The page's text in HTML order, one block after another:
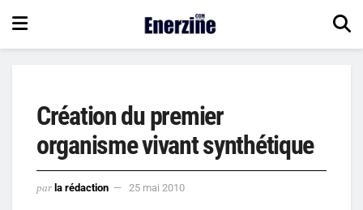
Création du premier
organisme vivant synthétique
par la rédaction 25 mai 2010